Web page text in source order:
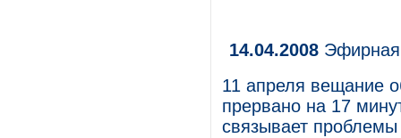
14.04.2008 Эфирная
11 апреля вещание
прервано на 17
связывает